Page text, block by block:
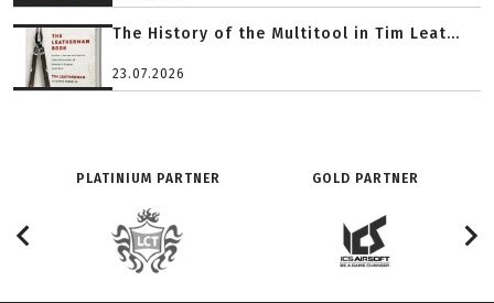
The History of the Multitool in Tim Leat...
23.07.2026
PLATINIUM PARTNER GOLD PARTNER